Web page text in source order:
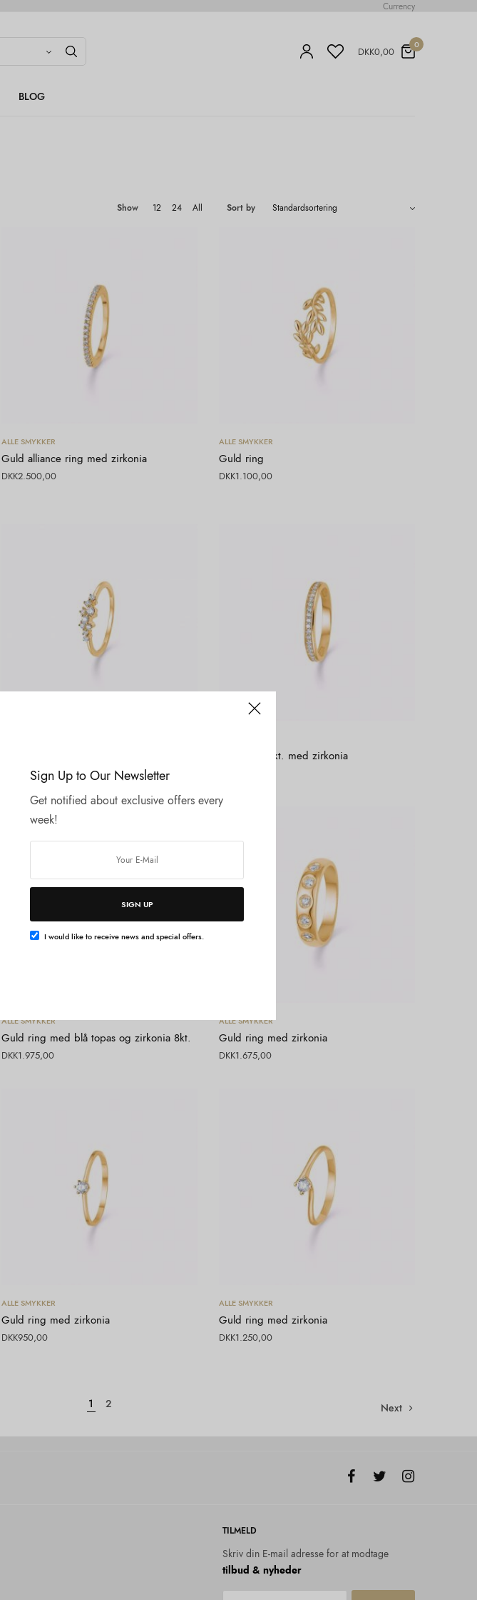
Sign Up to Our Newsletter
Get notified about exclusive offers every
week!
SIGN UP
I would like to receive news and special offers.
Currency
DKK0,00
0
BLOG
Show 12 24 All Sort by
ALLE SMYKKER
Guld alliance ring med zirkonia
DKK2.500,00
ALLE SMYKKER
Guld ring
DKK1.100,00
1.575,00
Guld ring 8kt. med zirkonia
Vælg muligheder
ALLE SMYKKER
Guld ring med blå topas og zirkonia 8kt.
DKK1.975,00
ALLE SMYKKER
Guld ring med zirkonia
DKK1.675,00
ALLE SMYKKER
Guld ring med zirkonia
DKK950,00
ALLE SMYKKER
Guld ring med zirkonia
DKK1.250,00
1 2 Next
TILMELD
Skriv din E-mail adresse for at modtage
tilbud & nyheder